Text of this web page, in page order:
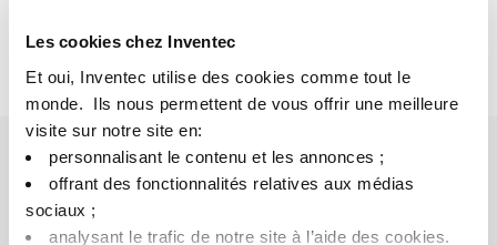
Les cookies chez Inventec
Et oui, Inventec utilise des cookies comme tout le
monde. ​ Ils nous permettent de vous offrir une meilleure
visite sur notre site en:​
personnalisant le contenu et les annonces ;​
offrant des fonctionnalités relatives aux médias
sociaux ; ​
analysant le trafic de notre site à l’aide des cookies.​
好处